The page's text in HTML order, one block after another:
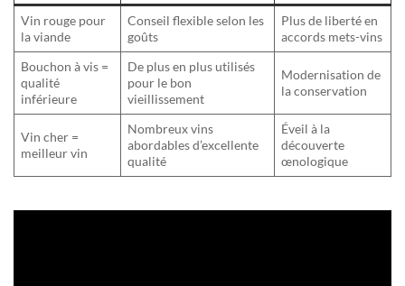
Vin rouge pour
la viande
Conseil flexible selon les
goûts
Plus de liberté en
accords mets-vins
Bouchon à vis =
qualité
inférieure
De plus en plus utilisés
pour le bon
vieillissement
Modernisation de
la conservation
Vin cher =
meilleur vin
Nombreux vins
abordables d’excellente
qualité
Éveil à la
découverte
œnologique